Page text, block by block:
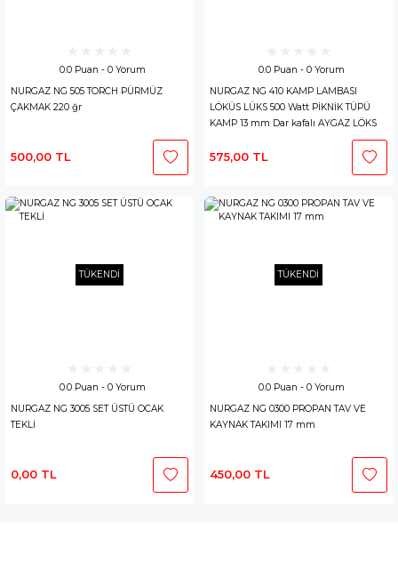
0.0 Puan - 0 Yorum
NURGAZ NG 505 TORCH PÜRMÜZ
ÇAKMAK 220 ğr
500,00 TL
0.0 Puan - 0 Yorum
NURGAZ NG 410 KAMP LAMBASI
LÖKÜS LÜKS 500 Watt PİKNİK TÜPÜ
KAMP 13 mm Dar kafalı AYGAZ LÖKS
575,00 TL
TÜKENDİ
0.0 Puan - 0 Yorum
NURGAZ NG 3005 SET ÜSTÜ OCAK
TEKLİ
0,00 TL
TÜKENDİ
0.0 Puan - 0 Yorum
NURGAZ NG 0300 PROPAN TAV VE
KAYNAK TAKIMI 17 mm
450,00 TL